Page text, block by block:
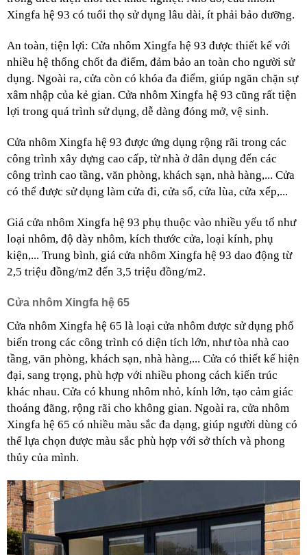
Xingfa hệ 93 có tuổi thọ sử dụng lâu dài, ít phải bảo dưỡng.
An toàn, tiện lợi: Cửa nhôm Xingfa hệ 93 được thiết kế với
nhiều hệ thống chốt đa điểm, đảm bảo an toàn cho người sử
dụng. Ngoài ra, cửa còn có khóa đa điểm, giúp ngăn chặn sự
xâm nhập của kẻ gian. Cửa nhôm Xingfa hệ 93 cũng rất tiện
lợi trong quá trình sử dụng, dễ dàng đóng mở, vệ sinh.
Cửa nhôm Xingfa hệ 93 được ứng dụng rộng rãi trong các
công trình xây dựng cao cấp, từ nhà ở dân dụng đến các
công trình cao tầng, văn phòng, khách sạn, nhà hàng,... Cửa
có thể được sử dụng làm cửa đi, cửa sổ, cửa lùa, cửa xếp,...
Giá cửa nhôm Xingfa hệ 93 phụ thuộc vào nhiều yếu tố như
loại nhôm, độ dày nhôm, kích thước cửa, loại kính, phụ
kiện,... Trung bình, giá cửa nhôm Xingfa hệ 93 dao động từ
2,5 triệu đồng/m2 đến 3,5 triệu đồng/m2.
Cửa nhôm Xingfa hệ 65
Cửa nhôm Xingfa hệ 65 là loại cửa nhôm được sử dụng phổ
biến trong các công trình có diện tích lớn, như tòa nhà cao
tầng, văn phòng, khách sạn, nhà hàng,... Cửa có thiết kế hiện
đại, sang trọng, phù hợp với nhiều phong cách kiến trúc
khác nhau. Cửa có khung nhôm nhỏ, kính lớn, tạo cảm giác
thoáng đãng, rộng rãi cho không gian. Ngoài ra, cửa nhôm
Xingfa hệ 65 có nhiều màu sắc đa dạng, giúp người dùng có
thể lựa chọn được màu sắc phù hợp với sở thích và phong
thủy của mình.